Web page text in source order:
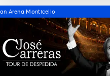
Arena Monticello